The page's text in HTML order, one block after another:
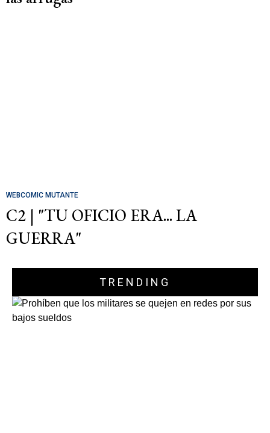
WEBCOMIC MUTANTE
C2 | "TU OFICIO ERA... LA
GUERRA"
TRENDING